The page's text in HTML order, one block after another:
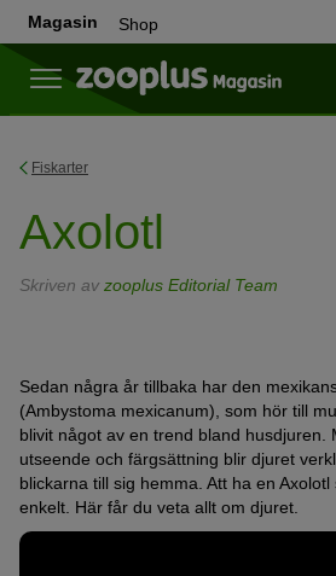
Magasin Shop
Fiskarter
Axolotl
Skriven av zooplus Editorial Team
Sedan några år tillbaka har den
(Ambystoma mexicanum), som hör till
blivit något av en trend bland husdjuren.
utseende och färgsättning blir djuret
blickarna till sig hemma. Att ha en
enkelt. Här får du veta allt om djuret.